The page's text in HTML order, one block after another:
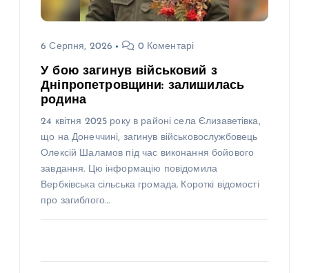
6 Серпня, 2026 0 Коментарі
У бою загинув військовий з
Дніпропетровщини: залишилась
родина
24 квітня 2025 року в районі села Єлизаветівка,
що на Донеччині, загинув військовослужбовець
Олексій Шаламов під час виконання бойового
завдання. Цю інформацію повідомила
Вербківська сільська громада. Короткі відомості
про загиблого…